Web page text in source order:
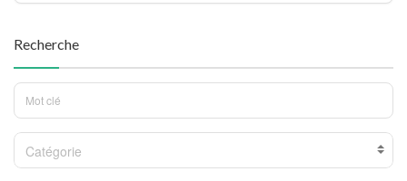
Recherche
Catégorie